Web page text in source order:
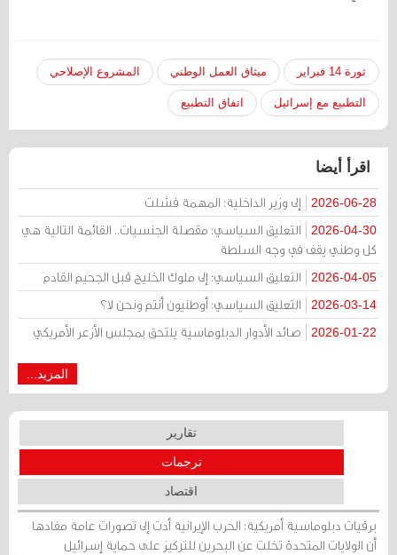
ثورة 14 فبراير ميثاق العمل الوطني المشروع الإصلاحي
التطبيع مع إسرائيل اتفاق التطبيع
اقرأ أيضا
2026-06-28 إلى وزير الداخلية: المهمة فشلت
2026-04-30
التعليق السياسي: مقصلة الجنسيات.. القائمة التالية هي
كل وطني يقف في وجه السلطة
2026-04-05 التعليق السياسي: إلى ملوك الخليج قبل الجحيم القادم
2026-03-14 التعليق السياسي: أوطنيون أنتم ونحن لا؟
2026-01-22 صائد الأدوار الدبلوماسية يلتحق بمجلس الأزعر الأمريكي
المزيد...
تقارير
ترجمات
اقتصاد
برقيات دبلوماسية أمريكية: الحرب الإيرانية أدت إلى تصورات عامة مفادها
أن الولايات المتحدة تخلت عن البحرين للتركيز على حماية إسرائيل